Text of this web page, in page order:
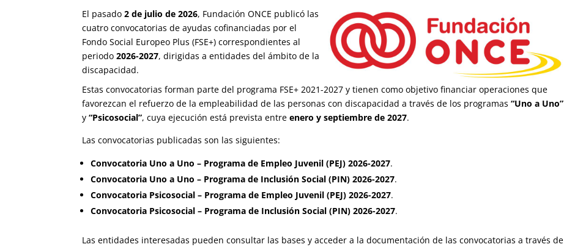
El pasado2 de julio de 2026, Fundación ONCE publicó las
cuatro convocatorias de ayudas cofinanciadas por el
Fondo Social Europeo Plus (FSE+) correspondientes al
periodo2026-2027, dirigidas a entidades del ámbito de la
discapacidad.
Estas convocatorias forman parte del programa FSE+ 2021-2027 y tienen como objetivo financiar operaciones que
favorezcan el refuerzo de la empleabilidad de las personas con discapacidad a través de los programas“Uno a Uno”
y“Psicosocial”, cuya ejecución está prevista entreenero y septiembre de 2027.
Las convocatorias publicadas son las siguientes:
Convocatoria Uno a Uno – Programa de Empleo Juvenil (PEJ) 2026-2027.
Convocatoria Uno a Uno – Programa de Inclusión Social (PIN) 2026-2027.
Convocatoria Psicosocial – Programa de Empleo Juvenil (PEJ) 2026-2027.
Convocatoria Psicosocial – Programa de Inclusión Social (PIN) 2026-2027.
Las entidades interesadas pueden consultar las bases y acceder a la documentación de las convocatorias a través de